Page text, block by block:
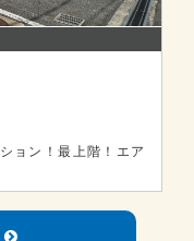
ョン！最上階！エア